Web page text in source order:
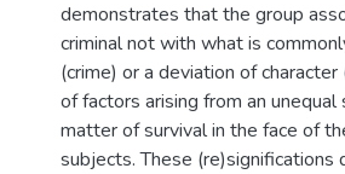
demonstrates that the group
criminal not with what is
(crime) or a deviation of
of factors arising from an
matter of survival in the face of
subjects. These (re)significations